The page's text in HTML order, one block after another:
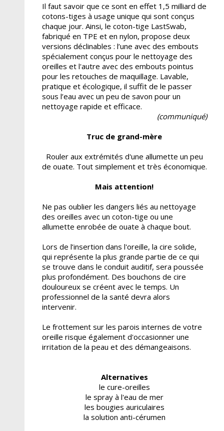
Il faut savoir que ce sont en effet 1,5 milliard de
cotons-tiges à usage unique qui sont conçus
chaque jour. Ainsi, le coton-tige LastSwab,
fabriqué en TPE et en nylon, propose deux
versions déclinables : l’une avec des embouts
spécialement conçus pour le nettoyage des
oreilles et l'autre avec des embouts pointus
pour les retouches de maquillage. Lavable,
pratique et écologique, il suffit de le passer
sous l’eau avec un peu de savon pour un
nettoyage rapide et efficace.
(communiqué)
Truc de grand-mère
Rouler aux extrémités d'une allumette un peu
de ouate. Tout simplement et très économique.
Mais attention!
Ne pas oublier les dangers liés au nettoyage
des oreilles avec un coton-tige ou une
allumette enrobée de ouate à chaque bout.
Lors de l’insertion dans l'oreille, la cire solide,
qui représente la plus grande partie de ce qui
se trouve dans le conduit auditif, sera poussée
plus profondément. Des bouchons de cire
douloureux se créent avec le temps. Un
professionnel de la santé devra alors
intervenir.
Le frottement sur les parois internes de votre
oreille risque également d'occasionner une
irritation de la peau et des démangeaisons.
Alternatives
le cure-oreilles
le spray à l'eau de mer
les bougies auriculaires
la solution anti-cérumen